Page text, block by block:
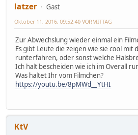
latzer
Gast
Oktober 11, 2016, 09:52:40 VORMITTAG
Zur Abwechslung wieder einmal ein
Es gibt Leute die zeigen wie sie cool mit
runterfahren, oder sonst welche
Ich halt bescheiden wie ich im Overall
Was haltet Ihr vom Filmchen?
https://youtu.be/8pMWd__YtHI
KtV